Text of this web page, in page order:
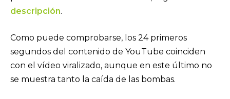
descripción.
Como puede comprobarse, los 24 primeros
segundos del contenido de YouTube coinciden
con el vídeo viralizado, aunque en este último no
se muestra tanto la caída de las bombas.